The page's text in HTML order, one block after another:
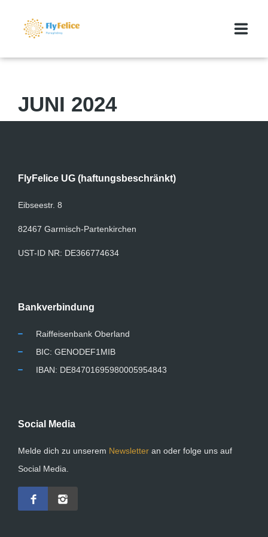
MEDIA
JUNI 2024
FlyFelice UG (haftungsbeschränkt)
Eibseestr. 8
82467 Garmisch-Partenkirchen
UST-ID NR: DE366774634
Bankverbindung
Raiffeisenbank Oberland
BIC: GENODEF1MIB
IBAN: DE84701695980005954843
Social Media
Melde dich zu unserem Newsletter an oder folge uns auf
Social Media.